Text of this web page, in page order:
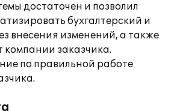
достаточен и позволил
бухгалтерский и
внесения изменений, а также
компании заказчика.
по правильной работе